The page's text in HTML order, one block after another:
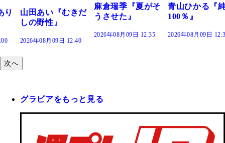
だ
麻倉瑞季『夏がそ
うさせた』
青山ひかる『純度
100％』
2026年08月09日 12:30
次へ
グラビアをもっと見る